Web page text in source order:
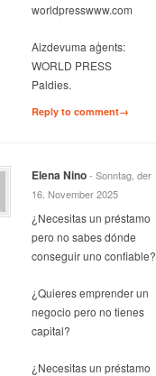
worldpresswww.com
Aizdevuma aģents:
WORLD PRESS
Paldies.
Reply to comment→
Elena Nino- Sonntag, der
16. November 2025
¿Necesitas un préstamo
pero no sabes dónde
conseguir uno confiable?
¿Quieres emprender un
negocio pero no tienes
capital?
¿Necesitas un préstamo